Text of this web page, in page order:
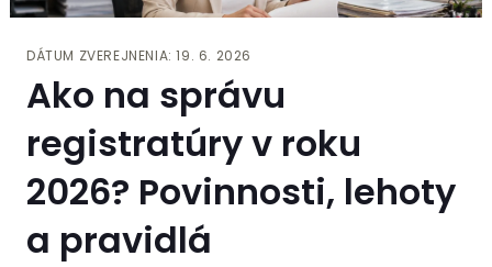
DÁTUM ZVEREJNENIA: 19. 6. 2026
Ako na správu
registratúry v roku
2026? Povinnosti, lehoty
a pravidlá